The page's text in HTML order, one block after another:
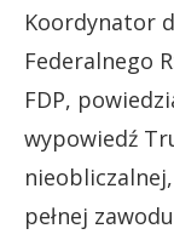
Koordynator
Federalnego
FDP,
wypowiedź
pełnej